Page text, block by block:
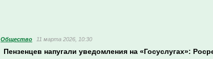
Общество 11 марта 2026, 10:30
Пензенцев напугали уведомления на «Госуслугах»: